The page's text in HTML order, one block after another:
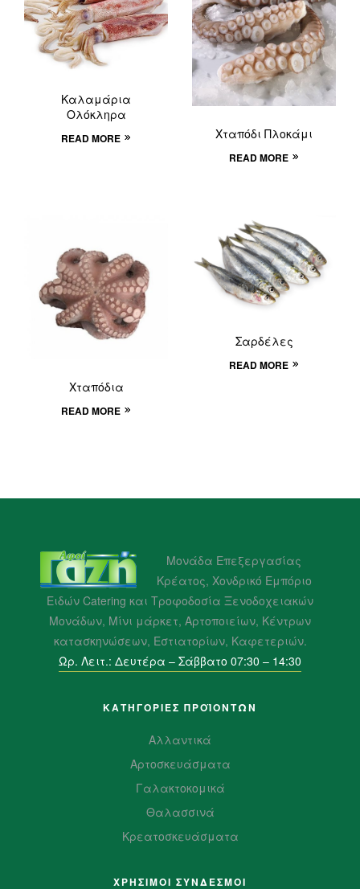
Καλαμάρια
Ολόκληρα
READ MORE Χταπόδι Πλοκάμι
READ MORE
Χταπόδια
READ MORE
Σαρδέλες
READ MORE
Μονάδα Επεξεργασίας
Κρέατος, Χονδρικό Εμπόριο
Ειδών Catering και Τροφοδοσία Ξενοδοχειακών
Μονάδων, Μίνι μάρκετ, Αρτοποιείων, Κέντρων
κατασκηνώσεων, Εστιατορίων, Καφετεριών.
Ωρ. Λειτ.: Δευτέρα – Σάββατο 07:30 – 14:30
ΚΑΤΗΓΟΡΙΕΣ ΠΡΟΪΌΝΤΩΝ
Αλλαντικά
Αρτοσκευάσματα
Γαλακτοκομικά
Θαλασσινά
Κρεατοσκευάσματα
ΧΡΗΣΙΜΟΙ ΣΥΝΔΕΣΜΟΙ